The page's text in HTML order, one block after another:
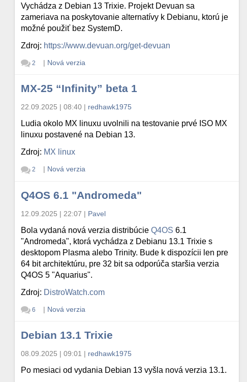
Vychádza z Debian 13 Trixie. Projekt Devuan sa
zameriava na poskytovanie alternatívy k Debianu, ktorú je
možné použiť bez SystemD.
Zdroj: https://www.devuan.org/get-devuan
2 | Nová verzia
MX-25 “Infinity” beta 1
22.09.2025 | 08:40 | redhawk1975
Ludia okolo MX linuxu uvolnili na testovanie prvé ISO MX
linuxu postavené na Debian 13.
Zdroj: MX linux
2 | Nová verzia
Q4OS 6.1 "Andromeda"
12.09.2025 | 22:07 | Pavel
Bola vydaná nová verzia distribúcieQ4OS 6.1
"Andromeda", ktorá vychádza z Debianu 13.1 Trixie s
desktopom Plasma alebo Trinity. Bude k dispozícii len pre
64 bit architektúru, pre 32 bit sa odporúča staršia verzia
Q4OS 5 "Aquarius".
Zdroj: DistroWatch.com
6 | Nová verzia
Debian 13.1 Trixie
08.09.2025 | 09:01 | redhawk1975
Po mesiaci od vydania Debian 13 vyšla nová verzia 13.1.